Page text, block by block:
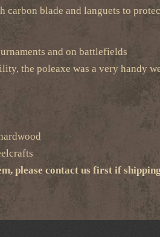
carbon blade and languets to
and on battlefields
the poleaxe was a very handy
please contact us first if